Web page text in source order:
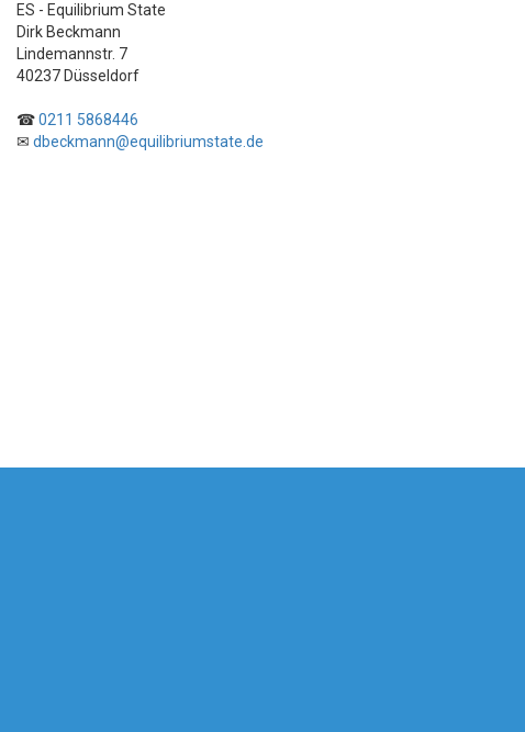
ES - Equilibrium State
Dirk Beckmann
Lindemannstr. 7
40237 Düsseldorf
☎0211 5868446
✉ dbeckmann@equilibriumstate.de